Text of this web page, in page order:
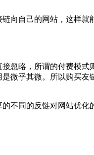
向自己的网站，这样
忽略，所谓的付费模
微乎其微。所以购买
不同的反链对网站优